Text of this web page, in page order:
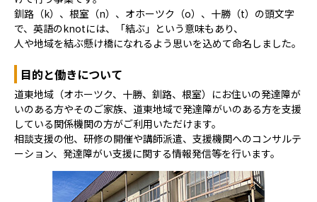
釧路（k）、根室（n）、オホーツク（o）、十勝（t）の頭文字
で、英語のknotには、「結ぶ」という意味もあり、
人や地域を結ぶ懸け橋になれるよう思いを込めて命名しました。
目的と働きについて
道東地域（オホーツク、十勝、釧路、根室）にお住いの発達障が
いのある方やそのご家族、道東地域で発達障がいのある方を支援
している関係機関の方がご利用いただけます。
相談支援の他、研修の開催や講師派遣、支援機関へのコンサルテ
ーション、発達障がい支援に関する情報発信等を行います。